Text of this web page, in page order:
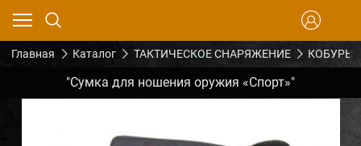
Главная Каталог ТАКТИЧЕСКОЕ СНАРЯЖЕНИЕ КОБУРЫ
"Сумка для ношения оружия «Спорт»"